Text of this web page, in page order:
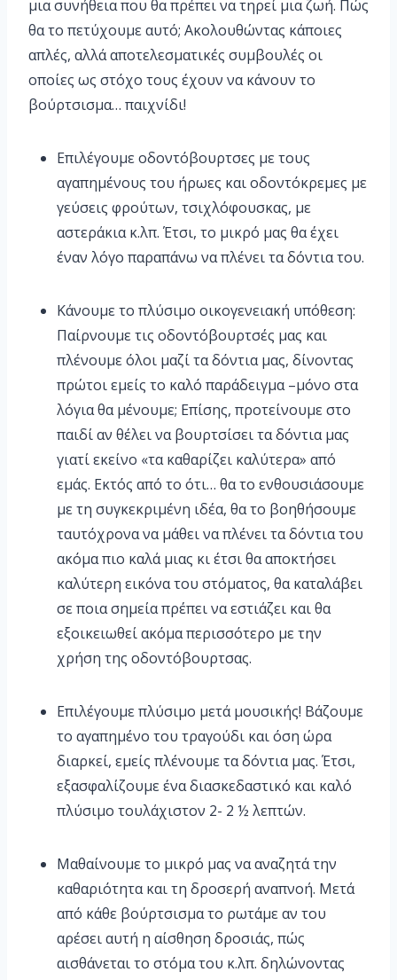
μια συνήθεια που θα πρέπει να τηρεί μια ζωή. Πώς
θα το πετύχουμε αυτό; Ακολουθώντας κάποιες
απλές, αλλά αποτελεσματικές συμβουλές οι
οποίες ως στόχο τους έχουν να κάνουν το
βούρτσισμα… παιχνίδι!
Επιλέγουμε οδοντόβουρτσες με τους
αγαπημένους του ήρωες και οδοντόκρεμες με
γεύσεις φρούτων, τσιχλόφουσκας, με
αστεράκια κ.λπ. Έτσι, το μικρό μας θα έχει
έναν λόγο παραπάνω να πλένει τα δόντια του.
Κάνουμε το πλύσιμο οικογενειακή υπόθεση:
Παίρνουμε τις οδοντόβουρτσές μας και
πλένουμε όλοι μαζί τα δόντια μας, δίνοντας
πρώτοι εμείς το καλό παράδειγμα –μόνο στα
λόγια θα μένουμε; Επίσης, προτείνουμε στο
παιδί αν θέλει να βουρτσίσει τα δόντια μας
γιατί εκείνο «τα καθαρίζει καλύτερα» από
εμάς. Εκτός από το ότι… θα το ενθουσιάσουμε
με τη συγκεκριμένη ιδέα, θα το βοηθήσουμε
ταυτόχρονα να μάθει να πλένει τα δόντια του
ακόμα πιο καλά μιας κι έτσι θα αποκτήσει
καλύτερη εικόνα του στόματος, θα καταλάβει
σε ποια σημεία πρέπει να εστιάζει και θα
εξοικειωθεί ακόμα περισσότερο με την
χρήση της οδοντόβουρτσας.
Επιλέγουμε πλύσιμο μετά μουσικής! Βάζουμε
το αγαπημένο του τραγούδι και όση ώρα
διαρκεί, εμείς πλένουμε τα δόντια μας. Έτσι,
εξασφαλίζουμε ένα διασκεδαστικό και καλό
πλύσιμο τουλάχιστον 2- 2 ½ λεπτών.
Μαθαίνουμε το μικρό μας να αναζητά την
καθαριότητα και τη δροσερή αναπνοή. Μετά
από κάθε βούρτσισμα το ρωτάμε αν του
αρέσει αυτή η αίσθηση δροσιάς, πώς
αισθάνεται το στόμα του κ.λπ. δηλώνοντας